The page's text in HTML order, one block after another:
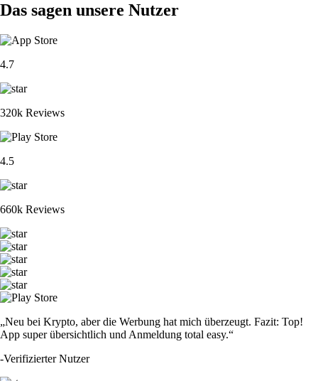
Das sagen unsere Nutzer
4.7
320k Reviews
4.5
660k Reviews
„Neu bei Krypto, aber die Werbung hat mich überzeugt. Fazit: Top!
App super übersichtlich und Anmeldung total easy.“
-Verifizierter Nutzer